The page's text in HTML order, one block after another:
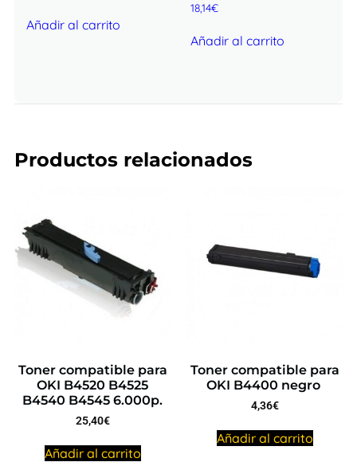
Añadir al carrito
18,14€
Añadir al carrito
Productos relacionados
Toner compatible para
OKI B4520 B4525
B4540 B4545 6.000p.
25,40€
Añadir al carrito
Toner compatible para
OKI B4400 negro
4,36€
Añadir al carrito